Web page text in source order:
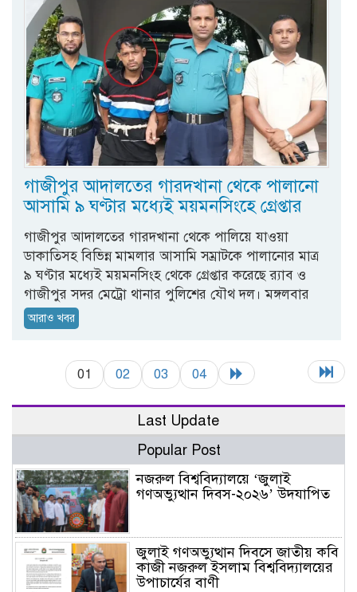
গাজীপুর আদালতের গারদখানা থেকে পালানো
আসামি ৯ ঘণ্টার মধ্যেই ময়মনসিংহে গ্রেপ্তার
গাজীপুর আদালতের গারদখানা থেকে পালিয়ে যাওয়া
ডাকাতিসহ বিভিন্ন মামলার আসামি সম্রাটকে পালানোর মাত্র
৯ ঘণ্টার মধ্যেই ময়মনসিংহ থেকে গ্রেপ্তার করেছে র‌্যাব ও
গাজীপুর সদর মেট্রো থানার পুলিশের যৌথ দল। মঙ্গলবার
আরাও খবর
01 02 03 04
Last Update
Popular Post
নজরুল বিশ্ববিদ্যালয়ে ‘জুলাই
গণঅভ্যুত্থান দিবস-২০২৬’ উদযাপিত
জুলাই গণঅভ্যুত্থান দিবসে জাতীয় কবি
কাজী নজরুল ইসলাম বিশ্ববিদ্যালয়ের
উপাচার্যের বাণী